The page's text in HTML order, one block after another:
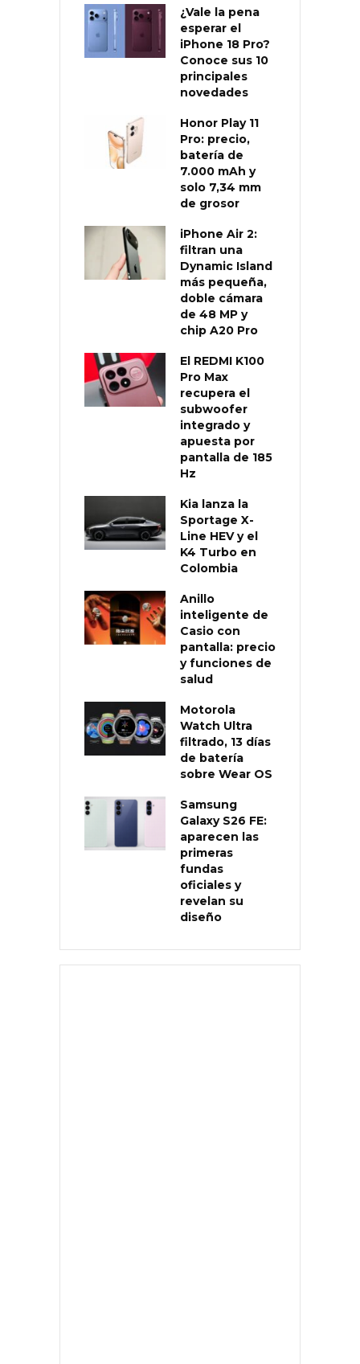
¿Vale la pena
esperar el
iPhone 18 Pro?
Conoce sus 10
principales
novedades
Honor Play 11
Pro: precio,
batería de
7.000 mAh y
solo 7,34 mm
de grosor
iPhone Air 2:
filtran una
Dynamic Island
más pequeña,
doble cámara
de 48 MP y
chip A20 Pro
El REDMI K100
Pro Max
recupera el
subwoofer
integrado y
apuesta por
pantalla de 185
Hz
Kia lanza la
Sportage X-
Line HEV y el
K4 Turbo en
Colombia
Anillo
inteligente de
Casio con
pantalla: precio
y funciones de
salud
Motorola
Watch Ultra
filtrado, 13 días
de batería
sobre Wear OS
Samsung
Galaxy S26 FE:
aparecen las
primeras
fundas
oficiales y
revelan su
diseño